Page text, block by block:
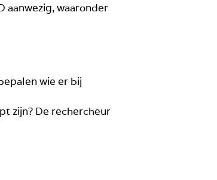
aanwezig, waaronder
wie er bij
zijn? De rechercheur